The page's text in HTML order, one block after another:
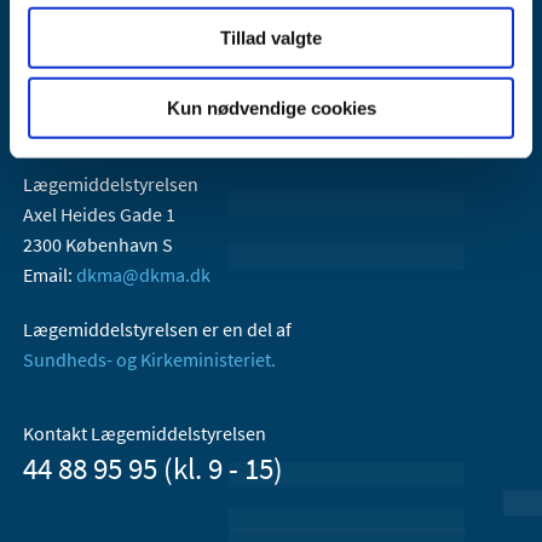
Tillad valgte
Kun nødvendige cookies
Lægemiddelstyrelsen
Axel Heides Gade 1
2300 København S
Email: dkma@dkma.dk
Lægemiddelstyrelsen er en del af
Sundheds- og Kirkeministeriet.
Kontakt Lægemiddelstyrelsen
44 88 95 95 (kl. 9 - 15)